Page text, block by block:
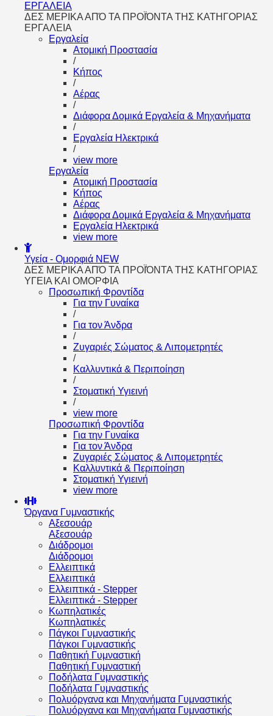
ΕΡΓΑΛΕΙΑ
ΔΕΣ ΜΕΡΙΚΑ ΑΠΌ ΤΑ ΠΡΟΪΌΝΤΑ ΤΗΣ ΚΑΤΗΓΟΡΙΑΣ
ΕΡΓΑΛΕΙΑ
Εργαλεία
Aτομική Προστασία
/
Kήπος
/
Αέρας
/
Διάφορα Δομικά Εργαλεία & Μηχανήματα
/
Εργαλεία Ηλεκτρικά
/
view more
Εργαλεία
Aτομική Προστασία
Kήπος
Αέρας
Διάφορα Δομικά Εργαλεία & Μηχανήματα
Εργαλεία Ηλεκτρικά
view more
Υγεία - Ομορφιά NEW
ΔΕΣ ΜΕΡΙΚΑ ΑΠΌ ΤΑ ΠΡΟΪΌΝΤΑ ΤΗΣ ΚΑΤΗΓΟΡΙΑΣ
ΥΓΕΙΑ ΚΑΙ ΟΜΟΡΦΙΑ
Προσωπική Φροντίδα
Για την Γυναίκα
/
Για τον Άνδρα
/
Ζυγαριές Σώματος & Λιπομετρητές
/
Καλλυντικά & Περιποίηση
/
Στοματική Υγιεινή
/
view more
Προσωπική Φροντίδα
Για την Γυναίκα
Για τον Άνδρα
Ζυγαριές Σώματος & Λιπομετρητές
Καλλυντικά & Περιποίηση
Στοματική Υγιεινή
view more
Όργανα Γυμναστικής
Αξεσουάρ
Αξεσουάρ
Διάδρομοι
Διάδρομοι
Ελλειπτικά
Ελλειπτικά
Ελλειπτικά - Stepper
Ελλειπτικά - Stepper
Κωπηλατικές
Κωπηλατικές
Πάγκοι Γυμναστικής
Πάγκοι Γυμναστικής
Παθητική Γυμναστική
Παθητική Γυμναστική
Ποδήλατα Γυμναστικής
Ποδήλατα Γυμναστικής
Πολυόργανα και Μηχανήματα Γυμναστικής
Πολυόργανα και Μηχανήματα Γυμναστικής